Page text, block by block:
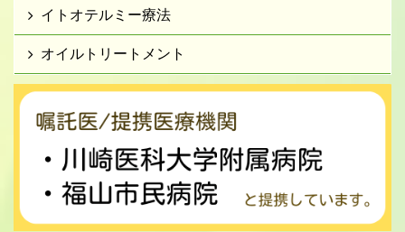
イトオテルミー療法
オイルトリートメント